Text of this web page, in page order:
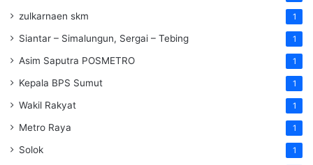
zulkarnaen skm 1
Siantar – Simalungun, Sergai – Tebing 1
Asim Saputra POSMETRO 1
Kepala BPS Sumut 1
Wakil Rakyat 1
Metro Raya 1
Solok 1